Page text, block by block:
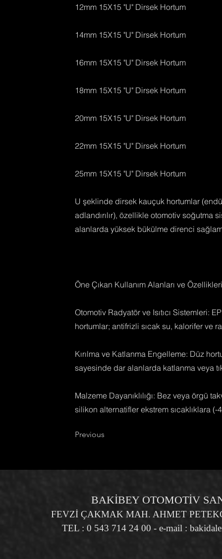
​12mm 15X15 "U" Dirsek Hortum
​14mm 15X15 "U" Dirsek Hortum
​16mm 15X15 "U" Dirsek Hortum
​18mm 15X15 "U" Dirsek Hortum
​20mm 15X15 "U" Dirsek Hortum
​22mm 15X15 "U" Dirsek Hortum
​25mm 15X15 "U" Dirsek Hortum
U şeklinde dirsek kauçuk hortumlar
adlandırılır), özellikle otomotiv soğutma
alanlarda yüksek bükülme direnci
Öne Çıkan Kullanım Alanları ve Özellikleri
Otomotiv Radyatör ve Isıtıcı Sistemleri:
hortumlar; antifrizli sıcak su, kalorifer ve
Kırılma ve Katlanma Engelleme: Düz
sayesinde dar alanlarda katlanma veya
Malzeme Dayanıklılığı: Bez veya örgü
silikon alternatifler ekstrem sıcaklıklara
Previous
BAKİBEY OTOMOTİV
FEVZİ ÇAKMAK MAH. AHMET
TEL : 0 543 714 24 00 - e-mail :